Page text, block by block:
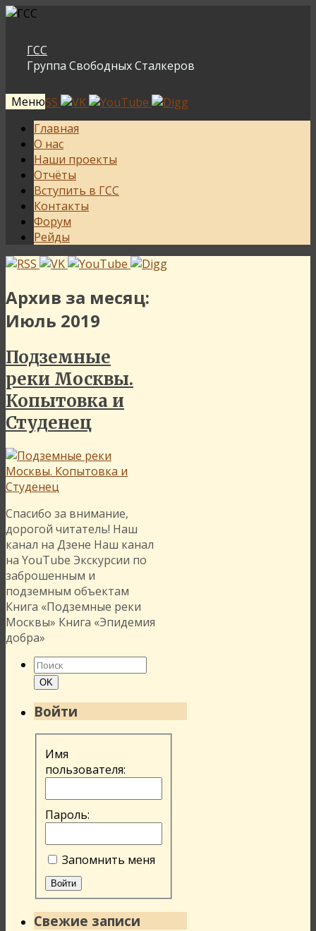
ГСС
Группа Свободных Сталкеров
Меню
Перейти
содержимому
Главная
О нас
Наши проекты
Отчёты
Вступить в ГСС
Контакты
Форум
Рейды
Архив за месяц:
Июль 2019
Подземные
реки Москвы.
Копытовка и
Студенец
Спасибо за внимание,
дорогой читатель! Наш
канал на Дзене Наш канал
на YouTube Экскурсии по
заброшенным и
подземным объектам
Книга «Подземные реки
Москвы» Книга «Эпидемия
добра»
Найти:
Поиск
OK
Войти
Имя
пользователя:
Пароль:
Запомнить меня
Войти
Свежие записи